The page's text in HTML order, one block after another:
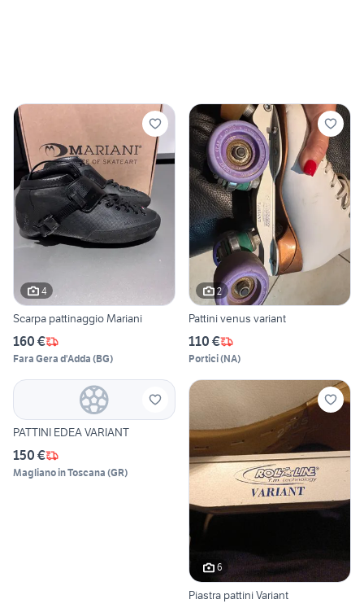
4
Scarpa pattinaggio Mariani
160 €
Fara Gera d'Adda (BG)
2
Pattini venus variant
110 €
Portici(NA)
PATTINI EDEA VARIANT
150 €
Magliano in Toscana (GR)
6
Piastra pattini Variant